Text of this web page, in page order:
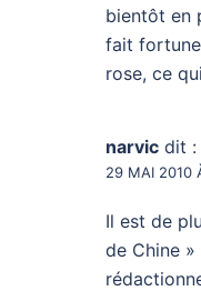
bientôt en
fait
rose, ce
narvic dit :
29 MAI 2010
Il est de
de Chine